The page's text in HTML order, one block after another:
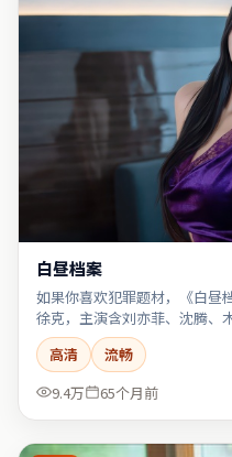
白昼档案
如果你喜欢犯罪题材，《白昼
徐克，主演含刘亦菲、沈腾、
高清
流畅
9.4万
65个月前